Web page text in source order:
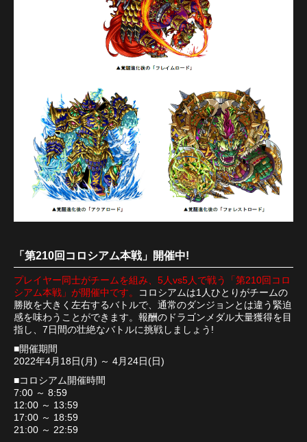
「第210回コロシアム本戦」開催中!
プレイヤー同士がチームを組み、5人vs5人で戦う「第210回コロ
シアム本戦」が開催中です。
コロシアムは1人ひとりがチームの
勝敗を大きく左右するバトルで、通常のダンジョンとは違う緊迫
感を味わうことができます。報酬のドラゴンメダル大量獲得を目
指し、7日間の壮絶なバトルに挑戦しましょう!
■開催期間
2022年4月18日(月) ～ 4月24日(日)
■コロシアム開催時間
7:00 ～ 8:59
12:00 ～ 13:59
17:00 ～ 18:59
21:00 ～ 22:59